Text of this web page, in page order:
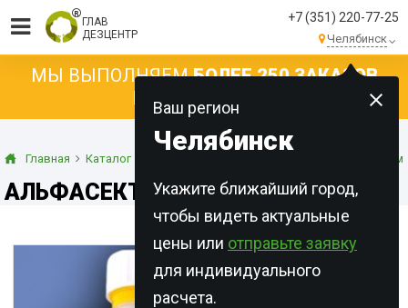
ГЛАВ
ДЕЗЦЕНТР
+7 (351) 220-77-25
Челябинск
Ваш регион
Челябинск
Укажите ближайший город,
чтобы видеть актуальные
цены или отправьте заявку
для индивидуального
расчета.
МЫ ВЫПОЛНЯЕМБОЛЕЕ 250 ЗАКАЗОВ
КАЖДЫЙ ДЕНЬ!
Главная Каталог Продукция производства «Асплант Евро
АЛЬФАСЕКТ ПЛЮС 020SC